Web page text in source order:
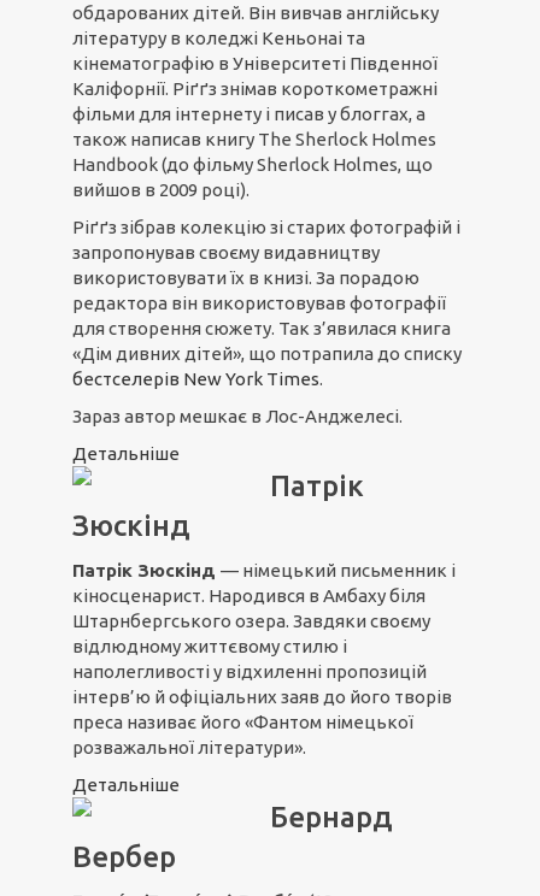
обдарованих дітей. Він вивчав англійську
літературу в коледжі Кеньонаі та
кінематографію в Університеті Південної
Каліфорнії. Ріґґз знімав короткометражні
фільми для інтернету і писав у блоггах, а
також написав книгу The Sherlock Holmes
Handbook (до фільму Sherlock Holmes, що
вийшов в 2009 році).
Ріґґз зібрав колекцію зі старих фотографій і
запропонував своєму видавництву
використовувати їх в книзі. За порадою
редактора він використовував фотографії
для створення сюжету. Так з’явилася книга
«Дім дивних дітей», що потрапила до списку
бестселерів New York Times.
Зараз автор мешкає в Лос-Анджелесі.
Детальніше
Патрік
Зюскінд
Патрік Зюскінд — німецький письменник і
кіносценарист. Народився в Амбаху біля
Штарнбергського озера. Завдяки своєму
відлюдному життєвому стилю і
наполегливості у відхиленні пропозицій
інтерв’ю й офіціальних заяв до його творів
преса називає його «Фантом німецької
розважальної літератури».
Детальніше
Бернард
Вербер